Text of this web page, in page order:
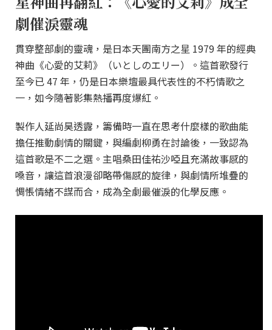
劇催淚靈魂
貫穿整部劇的靈魂，是日本天團南方之星 1979 年的經典
神曲《心愛的艾莉》（いとしのエリー）。這首歌發行
至今已 47 年，仍是日本樂壇最具代表性的不朽情歌之
一，如今隨著影集熱播再度爆紅。
製作人延尚昊透露，籌備時一直在思考什麼樣的歌曲能
擔任推動劇情的關鍵，與編劇柳勇在討論後，一致認為
這首歌是不二之選。主唱桑田佳祐沙啞且充滿故事感的
嗓音，讓這首浪漫卻略帶傷感的旋律，與劇情所堆疊的
惆悵情緒不謀而合，成為全劇最催淚的化學反應。